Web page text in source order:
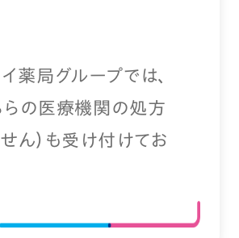
薬局グループでは、
らの医療機関の処方
ん）も受け付けてお